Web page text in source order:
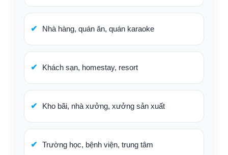
Nhà hàng, quán ăn, quán karaoke
Khách sạn, homestay, resort
Kho bãi, nhà xưởng, xưởng sản xuất
Trường học, bệnh viện, trung tâm